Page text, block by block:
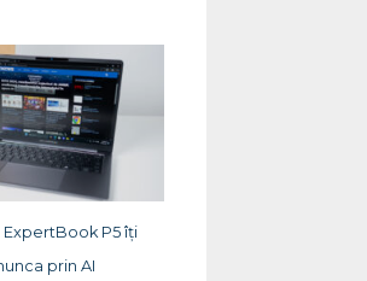
ExpertBook P5 îți
prin AI